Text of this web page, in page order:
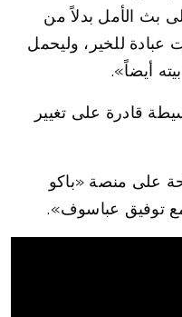
بث الأمل بدلاً من
للخير، وليحمل
أيضاً».
قادرة على تغيير
على منصة «باكو
توفيق عباسوف».